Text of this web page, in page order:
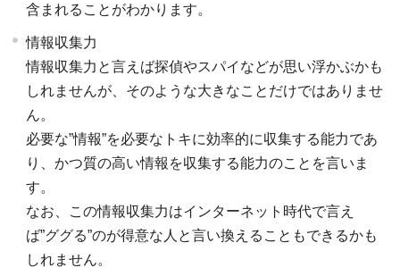
含まれることがわかります。
情報収集力
情報収集力と言えば探偵やスパイなどが思い浮かぶかも
しれませんが、そのような大きなことだけではありませ
ん。
必要な”情報”を必要なトキに効率的に収集する能力であ
り、かつ質の高い情報を収集する能力のことを言いま
す。
なお、この情報収集力はインターネット時代で言え
ば”ググる”のが得意な人と言い換えることもできるかも
しれません。